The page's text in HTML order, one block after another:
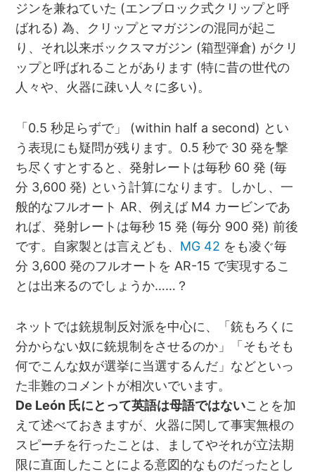
ジンを兼ねていた (エンブロック式クリップと呼
ばれる) 為、クリップとマガジンの混同が起こ
り、それ以来ボックスマガジン (箱型弾倉) がクリ
ップと呼ばれることがあります (特に昔の世代の
人々や、火器に疎い人々に多い)。
「0.5 秒足らずで」 (within half a second) とい
う表現にも疑問が残ります。0.5 秒で 30 発を撃
ち尽くすとすると、発射レートは毎秒 60 発 (毎
分 3,600 発) という計算になります。しかし、一
般的なフルオート AR、例えば M4 カービンであ
れば、発射レートは毎秒 15 発 (毎分 900 発) 前後
です。自家製とは言えども、 MG 42 をも凌ぐ毎
分 3,600 発のフルオートを AR-15 で実現するこ
とは出来るのでしょうか……？
ネットでは銃規制反対派を中心に、「銃もろくに
分からない奴に銃規制をさせるのか」「そもそも
何でこんな奴が選挙に当選するんだ」などといっ
た非難のコメントが相次いでいます。
De León 氏にとって英語は母語ではないことを加
えて述べておきますが、火器に関して事実無根の
スピーチを行ったことは、ましてやそれが立法期
限に直面したことによる意図的なものだったとし